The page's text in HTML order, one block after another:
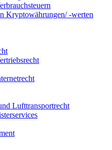
Kryptowährungen/ -werten
Lufttransportrecht